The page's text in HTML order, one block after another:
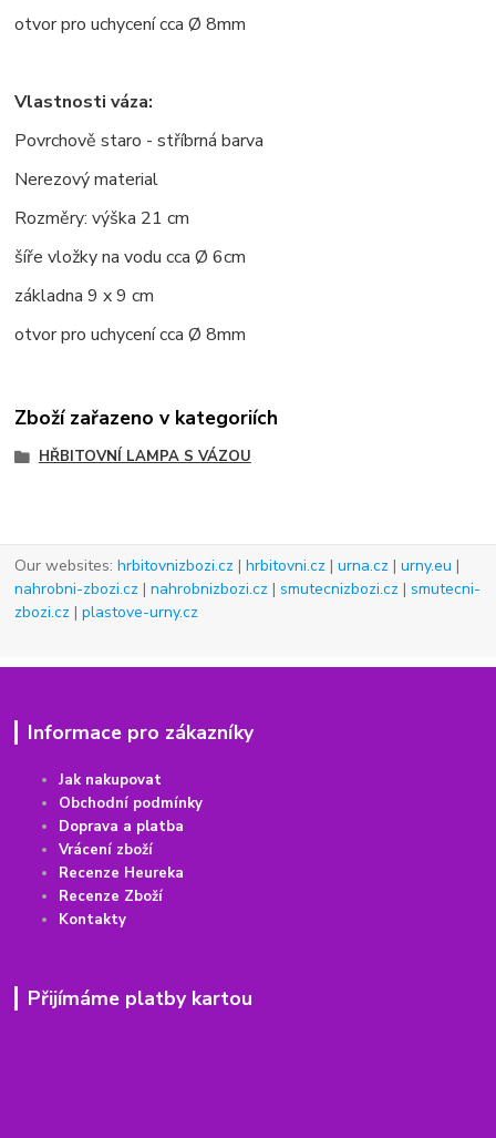
otvor pro uchycení ccaØ8mm
Vlastnosti váza:
Povrchově staro - stříbrná barva
Nerezový material
Rozměry: výška 21 cm
šíře vložky na vodu cca Ø 6cm
základna 9 x 9 cm
otvor pro uchycení ccaØ8mm
Zboží zařazeno v kategoriích
HŘBITOVNÍ LAMPA S VÁZOU
Our websites:hrbitovnizbozi.cz |hrbitovni.cz |urna.cz |urny.eu |
nahrobni-zbozi.cz |nahrobnizbozi.cz |smutecnizbozi.cz |smutecni-
zbozi.cz |plastove-urny.cz
Informace pro zákazníky
Jak nakupovat
Obchodní podmínky
Doprava a platba
Vrácení zboží
Recenze Heureka
Recenze Zboží
Kontakty
Přijímáme platby kartou